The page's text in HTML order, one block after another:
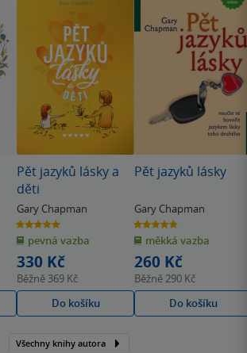
Pět jazyků lásky a
děti
Gary Chapman
5.0
z
5
hvězdiček
pevná vazba
330 Kč
Běžně 369 Kč
Do košíku
Pět jazyků lásky
Gary Chapman
4.8
z
5
hvězdiček
měkká vazba
260 Kč
Běžně290 Kč
Do košíku
Všechny knihy autora